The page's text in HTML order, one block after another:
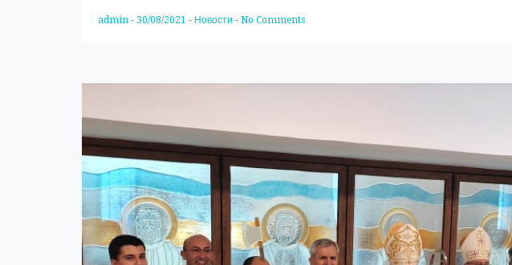
admin - 30/08/2021 - Новости - No Comments